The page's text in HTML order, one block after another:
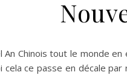
An Chinois tout le monde
cela ce passe en décale